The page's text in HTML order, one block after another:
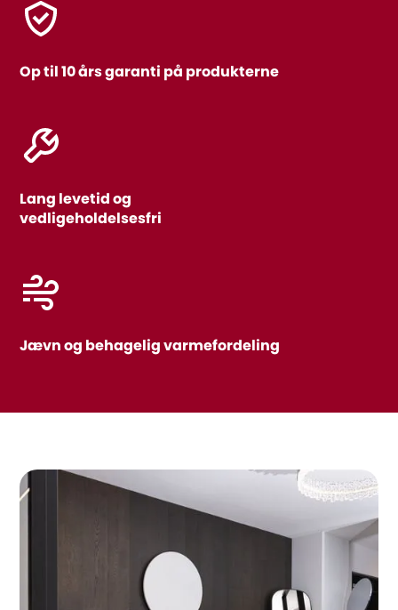
Op til 10 års garanti på produkterne
Lang levetid og
vedligeholdelsesfri
Jævn og behagelig varmefordeling